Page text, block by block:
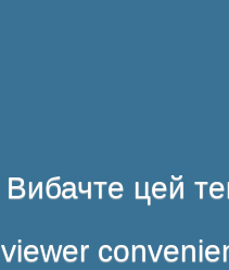
Вибачте цей
viewer